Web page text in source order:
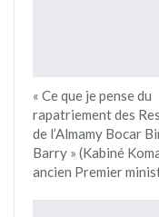
« Ce que je pense du
rapatriement des
de l’Almamy Bocar
Barry » (Kabiné
ancien Premier